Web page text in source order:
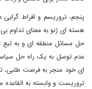
پنجم، تروریسم و افراط
هسته ای ژنو به معنای تداوم
حل مسائل منطقه ای و به
عدم توسل به یک راه حل
ای خود منجر به فرصت طلبی،
تروریست و وابسته به